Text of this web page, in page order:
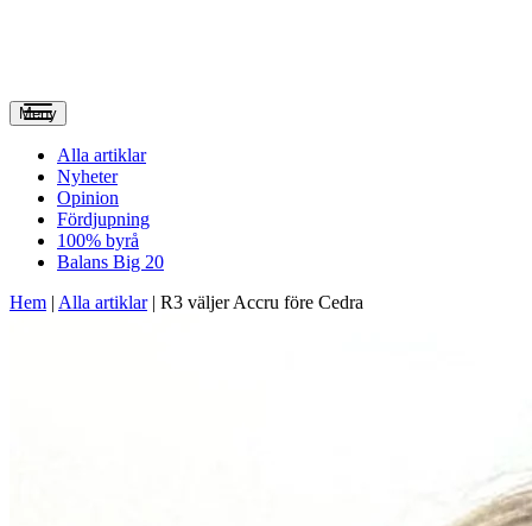
Meny
Alla artiklar
Nyheter
Opinion
Fördjupning
100% byrå
Balans Big 20
Hem | Alla artiklar| R3 väljer Accru före Cedra